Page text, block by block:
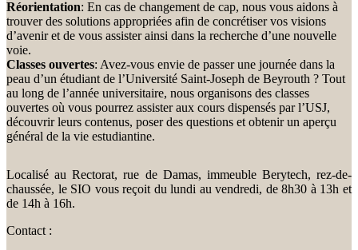
Réorientation: En cas de changement de cap, nous vous aidons à
trouver des solutions appropriées afin de concrétiser vos visions
d’avenir et de vous assister ainsi dans la recherche d’une nouvelle
voie.
Classes ouvertes: Avez-vous envie de passer une journée dans la
peau d’un étudiant de l’Université Saint-Joseph de Beyrouth ? Tout
au long de l’année universitaire, nous organisons des classes
ouvertes où vous pourrez assister aux cours dispensés par l’USJ,
découvrir leurs contenus, poser des questions et obtenir un aperçu
général de la vie estudiantine.
Localisé au Rectorat, rue de Damas, immeuble Berytech, rez-de-
chaussée, le SIO vous reçoit du lundi au vendredi, de 8h30 à 13h et
de 14h à 16h.
Contact :